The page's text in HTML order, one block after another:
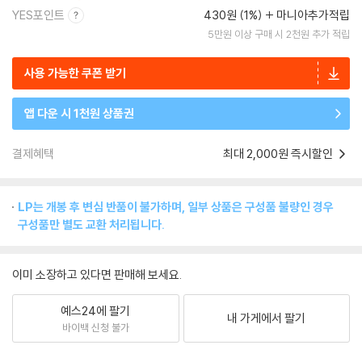
YES포인트 430원 (1%) 마니아추가적립
5만원 이상 구매 시 2천원 추가 적립
사용 가능한 쿠폰 받기
앱 다운 시 1천원 상품권
결제혜택 최대 2,000원 즉시할인
LP는 개봉 후 변심 반품이 불가하며, 일부 상품은 구성품 불량인 경우
구성품만 별도 교환 처리됩니다.
이미 소장하고 있다면 판매해 보세요.
예스24에 팔기
바이백 신청 불가
내 가게에서 팔기